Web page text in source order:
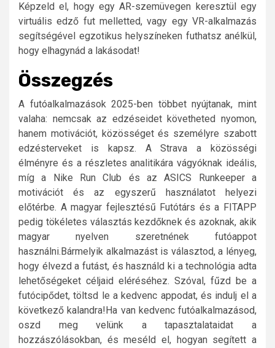
Képzeld el, hogy egy AR-szemüvegen keresztül egy
virtuális edző fut melletted, vagy egy VR-alkalmazás
segítségével egzotikus helyszíneken futhatsz anélkül,
hogy elhagynád a lakásodat!
Összegzés
A futóalkalmazások 2025-ben többet nyújtanak, mint
valaha: nemcsak az edzéseidet követheted nyomon,
hanem motivációt, közösséget és személyre szabott
edzésterveket is kapsz. A Strava a közösségi
élményre és a részletes analitikára vágyóknak ideális,
míg a Nike Run Club és az ASICS Runkeeper a
motivációt és az egyszerű használatot helyezi
előtérbe. A magyar fejlesztésű Futótárs és a FITAPP
pedig tökéletes választás kezdőknek és azoknak, akik
magyar nyelven szeretnének futóappot
használni.Bármelyik alkalmazást is választod, a lényeg,
hogy élvezd a futást, és használd ki a technológia adta
lehetőségeket céljaid eléréséhez. Szóval, fűzd be a
futócipődet, töltsd le a kedvenc appodat, és indulj el a
következő kalandra!Ha van kedvenc futóalkalmazásod,
oszd meg velünk a tapasztalataidat a
hozzászólásokban, és meséld el, hogyan segített a